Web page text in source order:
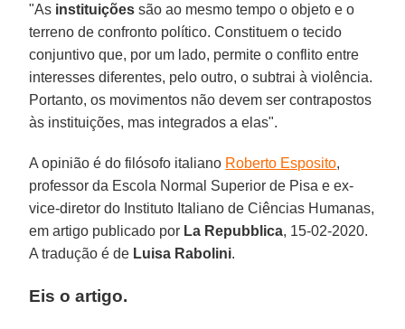
"As instituições são ao mesmo tempo o objeto e o
terreno de confronto político. Constituem o tecido
conjuntivo que, por um lado, permite o conflito entre
interesses diferentes, pelo outro, o subtrai à violência.
Portanto, os movimentos não devem ser contrapostos
às instituições, mas integrados a elas".
A opinião é do filósofo italiano Roberto Esposito,
professor da Escola Normal Superior de Pisa e ex-
vice-diretor do Instituto Italiano de Ciências Humanas,
em artigo publicado por La Repubblica, 15-02-2020.
A tradução é de Luisa Rabolini.
Eis o artigo.